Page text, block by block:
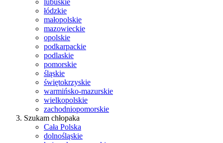
lubuskie
łódzkie
małopolskie
mazowieckie
opolskie
podkarpackie
podlaskie
pomorskie
śląskie
świętokrzyskie
warmińsko-mazurskie
wielkopolskie
zachodniopomorskie
Szukam chłopaka
Cała Polska
dolnośląskie